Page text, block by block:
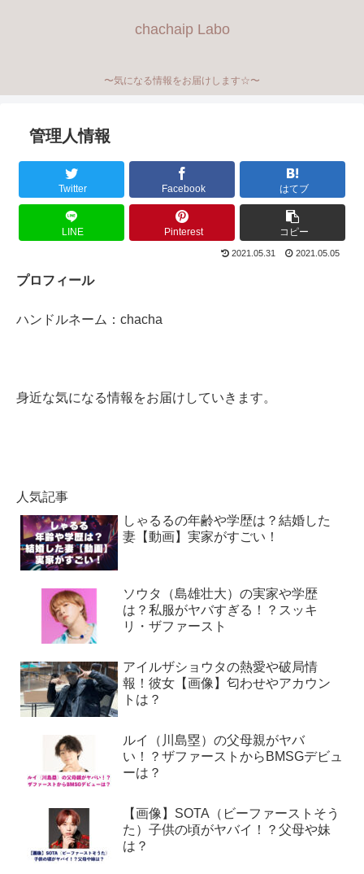
chachaip Labo
〜気になる情報をお届けします☆〜
管理人情報
Twitter Facebook はてブ
LINE Pinterest コピー
2021.05.31 2021.05.05
プロフィール
ハンドルネーム：chacha
身近な気になる情報をお届けしていきます。
人気記事
しゃるるの年齢や学歴は？結婚した
妻【動画】実家がすごい！
ソウタ（島雄壮大）の実家や学歴
は？私服がヤバすぎる！？スッキ
リ・ザファースト
アイルザショウタの熱愛や破局情
報！彼女【画像】匂わせやアカウン
トは？
ルイ（川島塁）の父母親がヤバ
い！？ザファーストからBMSGデビュ
ーは？
【画像】SOTA（ビーファーストそう
た）子供の頃がヤバイ！？父母や妹
は？